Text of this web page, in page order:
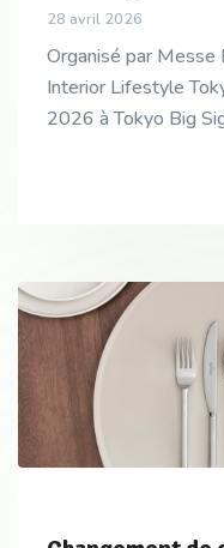
28 avril 2026
Organisé par Messe
Interior Lifestyle
2026 à Tokyo Big